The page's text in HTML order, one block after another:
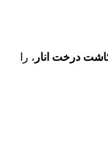
درخت انار ، را